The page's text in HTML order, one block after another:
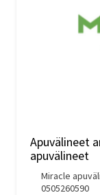
Apuvälineet
apuvälineet
Miracle
0505260590